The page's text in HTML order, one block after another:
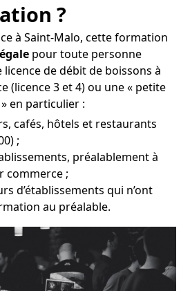
?
à Saint-Malo, cette formation
pour toute personne
de débit de boissons à
(licence 3 et 4) ou une « petite
en particulier :
cafés, hôtels et restaurants
;
préalablement à
commerce ;
d’établissements qui n’ont
au préalable.